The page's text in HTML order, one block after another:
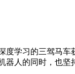
习的三驾马车
人的同时，也坚